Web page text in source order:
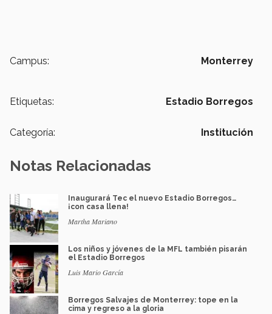
Campus: Monterrey
Etiquetas: Estadio Borregos
Categoría: Institución
Notas Relacionadas
Inaugurará Tec el nuevo Estadio Borregos…
¡con casa llena!
Martha Mariano
Los niños y jóvenes de la MFL también pisarán
el Estadio Borregos
Luis Mario García
Borregos Salvajes de Monterrey: tope en la
cima y regreso a la gloria